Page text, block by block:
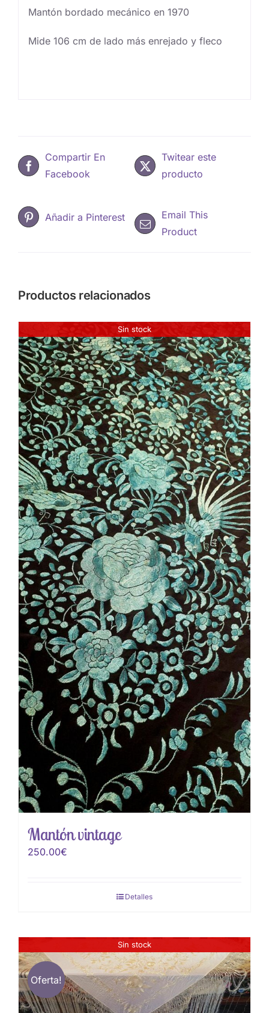
Mantón bordado mecánico en 1970
Mide 106 cm de lado más enrejado y fleco
Compartir En
Facebook
Twitear este
producto
Añadir a Pinterest
Email This
Product
Productos relacionados
Sin stock
Mantón vintage
250.00€
Detalles
Sin stock
Oferta!